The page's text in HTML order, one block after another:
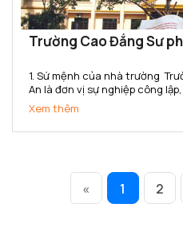
Trường Cao Đẳng Sư
1. Sứ mệnh của nhà trường
An là đơn vị sự nghiệp công
nhân lực trình độ cao đẳng
bồi dưỡng giáo viên, cán bộ
Xem thêm
« 1 2